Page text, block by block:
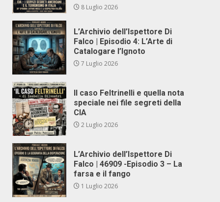
8 Luglio 2026
L’Archivio dell’Ispettore Di
Falco | Episodio 4: L’Arte di
Catalogare l’Ignoto
7 Luglio 2026
Il caso Feltrinelli e quella nota
speciale nei file segreti della
CIA
2 Luglio 2026
L’Archivio dell’Ispettore Di
Falco | 46909 -Episodio 3 – La
farsa e il fango
1 Luglio 2026